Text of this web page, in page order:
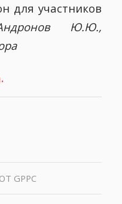
для участников
Ю.Ю.,
ОТ GPPC